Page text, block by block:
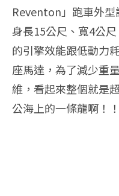
Reventon」跑車外
身長15公尺、寬4公
的引擎效能跟低動力
座馬達，為了減少重
維，看起來整個就是
公海上的一條龍啊！